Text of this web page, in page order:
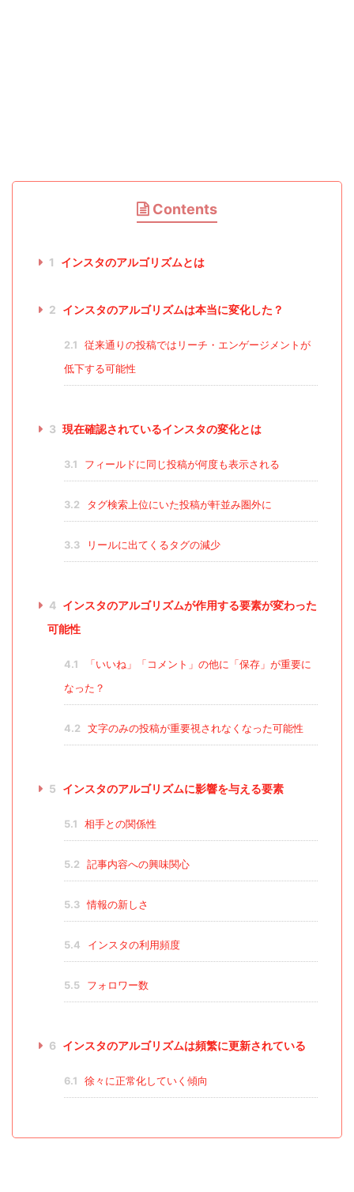
Contents
1 インスタのアルゴリズムとは
2 インスタのアルゴリズムは本当に変化した？
2.1
従来通りの投稿ではリーチ・エンゲージメントが
低下する可能性
3 現在確認されているインスタの変化とは
3.1 フィールドに同じ投稿が何度も表示される
3.2 タグ検索上位にいた投稿が軒並み圏外に
3.3 リールに出てくるタグの減少
4 インスタのアルゴリズムが作用する要素が変わった
可能性
4.1
「いいね」「コメント」の他に「保存」が重要に
なった？
4.2 文字のみの投稿が重要視されなくなった可能性
5 インスタのアルゴリズムに影響を与える要素
5.1 相手との関係性
5.2 記事内容への興味関心
5.3 情報の新しさ
5.4 インスタの利用頻度
5.5 フォロワー数
6 インスタのアルゴリズムは頻繁に更新されている
6.1 徐々に正常化していく傾向